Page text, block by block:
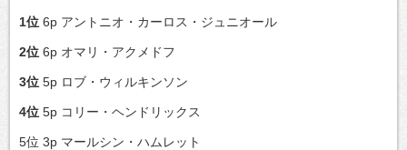
1位 6p アントニオ・カーロス・ジュニオール
2位 6p オマリ・アクメドフ
3位 5p ロブ・ウィルキンソン
4位 5p コリー・ヘンドリックス
5位 3p マールシン・ハムレット